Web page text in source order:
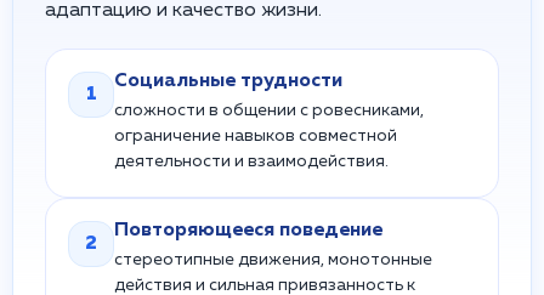
адаптацию и качество жизни.
1
Социальные трудности
сложности в общении с ровесниками,
ограничение навыков совместной
деятельности и взаимодействия.
2
Повторяющееся поведение
стереотипные движения, монотонные
действия и сильная привязанность к